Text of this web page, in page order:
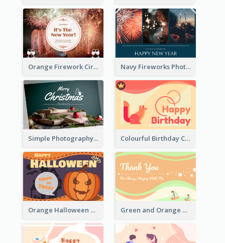
Orange Firework Circle New Year Greeting Card Navy Fireworks Photo Happy New Year Greeting Card
Simple Photography Christmas Greeting Card Colourful Birthday Card Decorated With Graphic Animals
Orange Halloween Graphic Greeting Card Green and Orange Thank You Card